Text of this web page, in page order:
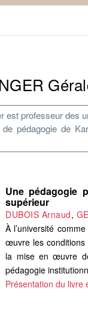
est professeur des
de pédagogie de
Une pédagogie
supérieur
DUBOIS Arnaud,
À l’université
œuvre les conditions
la mise en œuvre
pédagogie
Présentation du livre